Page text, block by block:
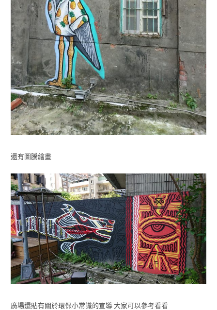
還有圖騰繪畫
廣場還貼有關於環保小常識的宣導 大家可以參考看看